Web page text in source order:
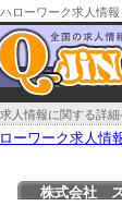
ローワーク求人情報
人情報に関する詳細
ーワーク求人情
株式会社